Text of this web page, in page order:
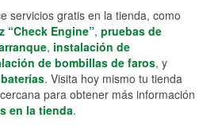
servicios gratis en la tienda, como
“Check Engine”, pruebas de
, instalación de
de bombillas de faros, y
. Visita hoy mismo tu tienda
para obtener más información
en la tienda.